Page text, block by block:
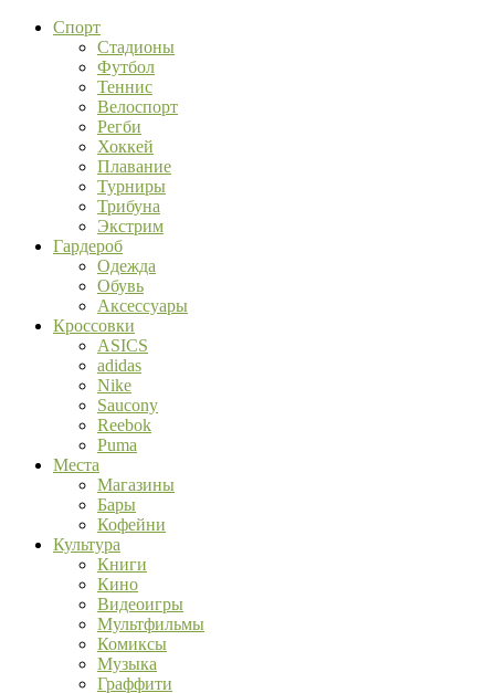
Спорт
Стадионы
Футбол
Теннис
Велоспорт
Регби
Хоккей
Плавание
Турниры
Трибуна
Экстрим
Гардероб
Одежда
Обувь
Аксессуары
Кроссовки
ASICS
adidas
Nike
Saucony
Reebok
Puma
Места
Магазины
Бары
Кофейни
Культура
Книги
Кино
Видеоигры
Мультфильмы
Комиксы
Музыка
Граффити